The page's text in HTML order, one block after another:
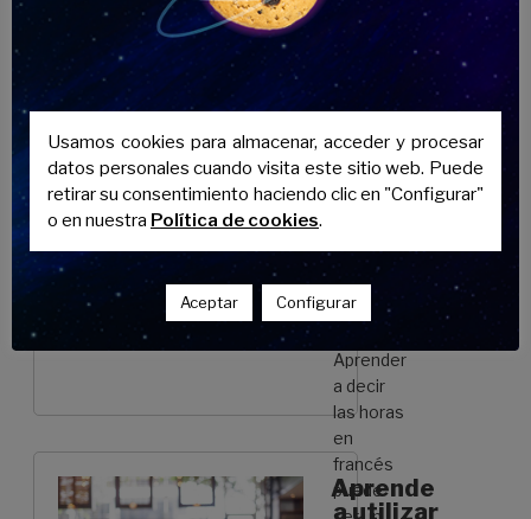
Selectividad»
hayamos
tenido
diferentes
acercamientos
a la hora de
comenzar …
Continuar
francés:
2
todo
sobre
pedir y
horas
en
francés
Aprender
a decir
las horas
en
francés
puede
Aprende
a utilizar
Usamos cookies para almacenar, acceder y procesar
datos personales cuando visita este sitio web. Puede
retirar su consentimiento haciendo clic en "Configurar"
o en nuestra Política de cookies.
Aceptar Configurar